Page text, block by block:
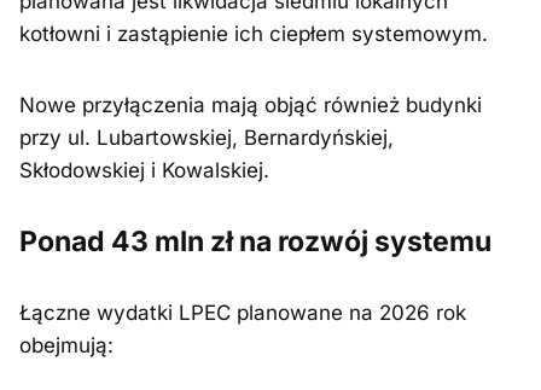
kotłowni i zastąpienie ich ciepłem systemowym.
Nowe przyłączenia mają objąć również budynki
przy ul. Lubartowskiej, Bernardyńskiej,
Skłodowskiej i Kowalskiej.
Ponad 43 mln zł na rozwój systemu
Łączne wydatki LPEC planowane na 2026 rok
obejmują: